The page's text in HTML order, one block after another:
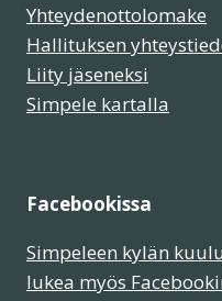
Yhteydenottolomake
Hallituksen
Liity jäseneksi
Simpele kartalla
Facebookissa
Simpeleen kylän
lukea myös